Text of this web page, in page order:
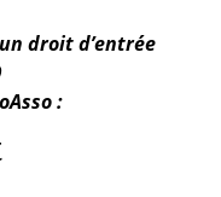
droit d’entrée
: